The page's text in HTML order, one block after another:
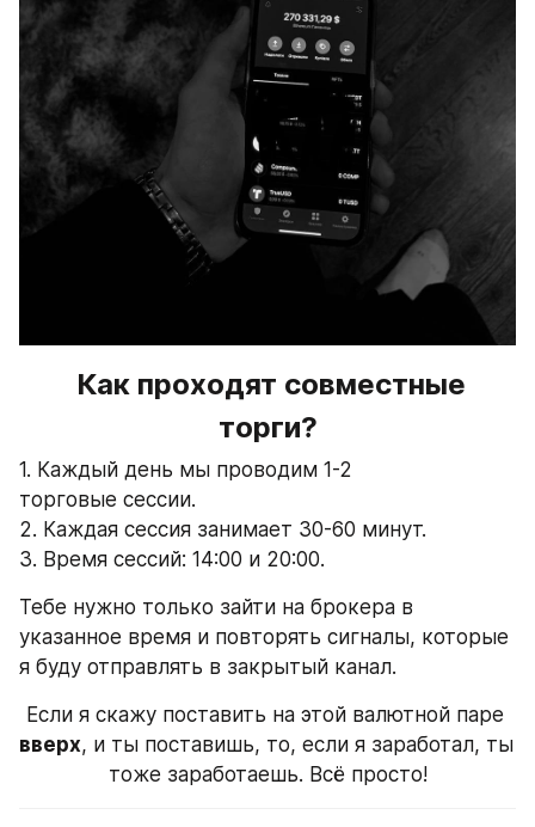
торги?
1. Каждый день мы проводим 1-2
торговые сессии.
2. Каждая сессия занимает 30-60 минут.
3. Время сессий: 14:00 и 20:00.
Тебе нужно только зайти на брокера в
указанное время и повторять сигналы, которые
я буду отправлять в закрытый канал.
вверх, и ты поставишь, то, если я заработал, ты
тоже заработаешь. Всё просто!